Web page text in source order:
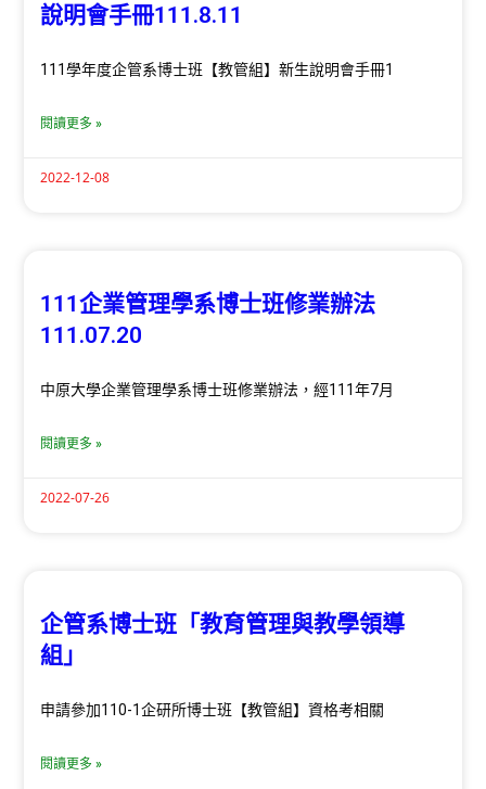
說明會手冊111.8.11
111學年度企管系博士班【教管組】新生說明會手冊1
閱讀更多 »
2022-12-08
111企業管理學系博士班修業辦法
111.07.20
中原大學企業管理學系博士班修業辦法，經111年7月
閱讀更多 »
2022-07-26
企管系博士班「教育管理與教學領導
組」
申請參加110-1企研所博士班【教管組】資格考相關
閱讀更多 »